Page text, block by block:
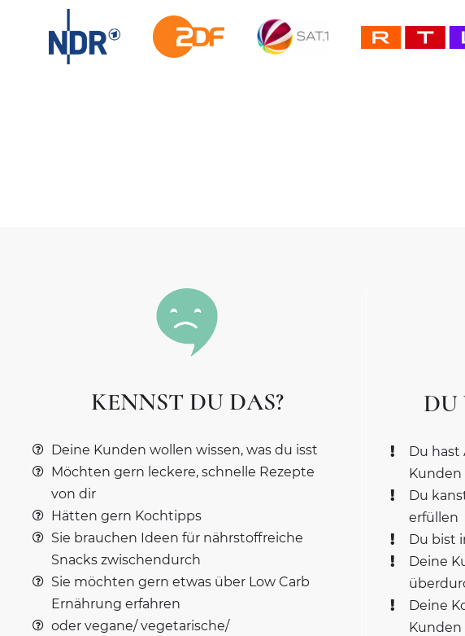
KENNST DU DAS?
Deine Kunden wollen wissen, was du isst
Möchten gern leckere, schnelle Rezepte
von dir
Hätten gern Kochtipps
Sie brauchen Ideen für nährstoffreiche
Snacks zwischendurch
Sie möchten gern etwas über Low Carb
Ernährung erfahren
oder vegane/ vegetarische/
DU
Du hast
Kunden
Du
erfüllen
Du bist
Deine
Deine
Kunden